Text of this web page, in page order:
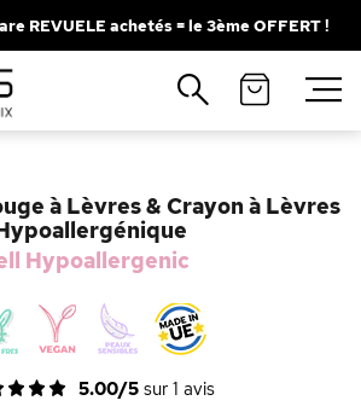
REVUELE achetés = le 3ème OFFERT !
à Lèvres & Crayon à Lèvres
Hypoallergenic
5.00/5 sur 1 avis
Fermer
populaires
Brumes
Rouge à Lèvres